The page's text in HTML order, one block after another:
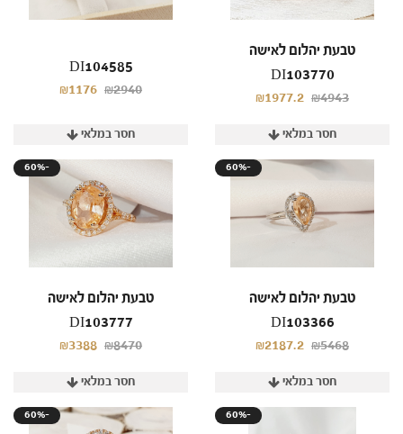
DI104585
₪1176 ₪2940
טבעת יהלום לאישה
DI103770
₪1977.2 ₪4943
חסר במלאי
60%-
טבעת יהלום לאישה
DI103777
₪3388 ₪8470
חסר במלאי
60%-
טבעת יהלום לאישה
DI103366
₪2187.2 ₪5468
חסר במלאי
60%-
חסר במלאי
60%-